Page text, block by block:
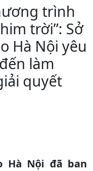
trình
trời”: Sở
Hà Nội yêu
làm
quyết
Hà Nội đã ban